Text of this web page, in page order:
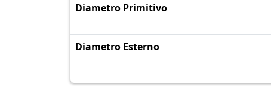
Diametro Primitivo
Diametro Esterno